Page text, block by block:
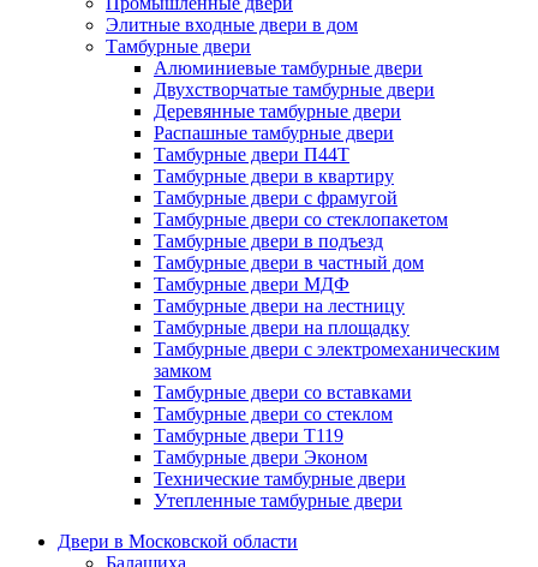
Элитные входные двери в дом
Тамбурные двери
Алюминиевые тамбурные двери
Двухстворчатые тамбурные двери
Деревянные тамбурные двери
Распашные тамбурные двери
Тамбурные двери П44Т
Тамбурные двери в квартиру
Тамбурные двери с фрамугой
Тамбурные двери со стеклопакетом
Тамбурные двери в подъезд
Тамбурные двери в частный дом
Тамбурные двери МДФ
Тамбурные двери на лестницу
Тамбурные двери на площадку
Тамбурные двери с электромеханическим
замком
Тамбурные двери со вставками
Тамбурные двери со стеклом
Тамбурные двери Т119
Тамбурные двери Эконом
Технические тамбурные двери
Утепленные тамбурные двери
Двери в Московской области
Балашиха